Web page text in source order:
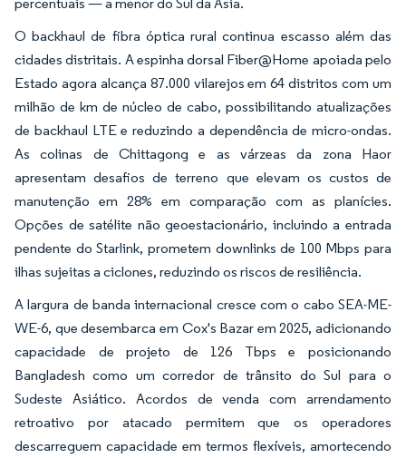
percentuais — a menor do Sul da Ásia.
O backhaul de fibra óptica rural continua escasso além das
cidades distritais. A espinha dorsal Fiber@Home apoiada pelo
Estado agora alcança 87.000 vilarejos em 64 distritos com um
milhão de km de núcleo de cabo, possibilitando atualizações
de backhaul LTE e reduzindo a dependência de micro-ondas.
As colinas de Chittagong e as várzeas da zona Haor
apresentam desafios de terreno que elevam os custos de
manutenção em 28% em comparação com as planícies.
Opções de satélite não geoestacionário, incluindo a entrada
pendente do Starlink, prometem downlinks de 100 Mbps para
ilhas sujeitas a ciclones, reduzindo os riscos de resiliência.
A largura de banda internacional cresce com o cabo SEA-ME-
WE-6, que desembarca em Cox's Bazar em 2025, adicionando
capacidade de projeto de 126 Tbps e posicionando
Bangladesh como um corredor de trânsito do Sul para o
Sudeste Asiático. Acordos de venda com arrendamento
retroativo por atacado permitem que os operadores
descarreguem capacidade em termos flexíveis, amortecendo